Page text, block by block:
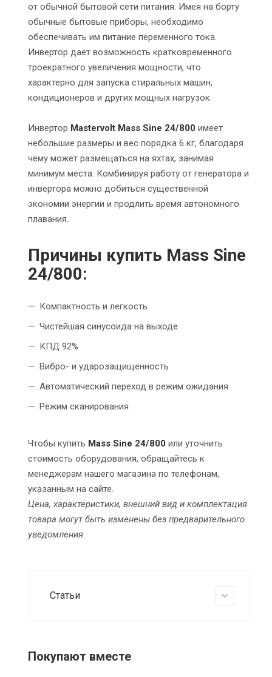
от обычной бытовой сети питания. Имея на борту
обычные бытовые приборы, необходимо
обеспечивать им питание переменного тока.
Инвертор дает возможность кратковременного
троекратного увеличения мощности, что
характерно для запуска стиральных машин,
кондиционеров и других мощных нагрузок.
Инвертор Mastervolt Mass Sine 24/800 имеет
небольшие размеры и вес порядка 6 кг, благодаря
чему может размещаться на яхтах, занимая
минимум места. Комбинируя работу от генератора и
инвертора можно добиться существенной
экономии энергии и продлить время автономного
плавания.
Причины купить Mass Sine
24/800:
Компактность и легкость
Чистейшая синусоида на выходе
КПД 92%
Вибро- и ударозащищенность
Автоматический переход в режим ожидания
Режим сканирования
Чтобы купить Mass Sine 24/800 или уточнить
стоимость оборудования, обращайтесь к
менеджерам нашего магазина по телефонам,
указанным на сайте.
Цена, характеристики, внешний вид и комплектация
товара могут быть изменены без предварительного
уведомления.
Статьи
Покупают вместе